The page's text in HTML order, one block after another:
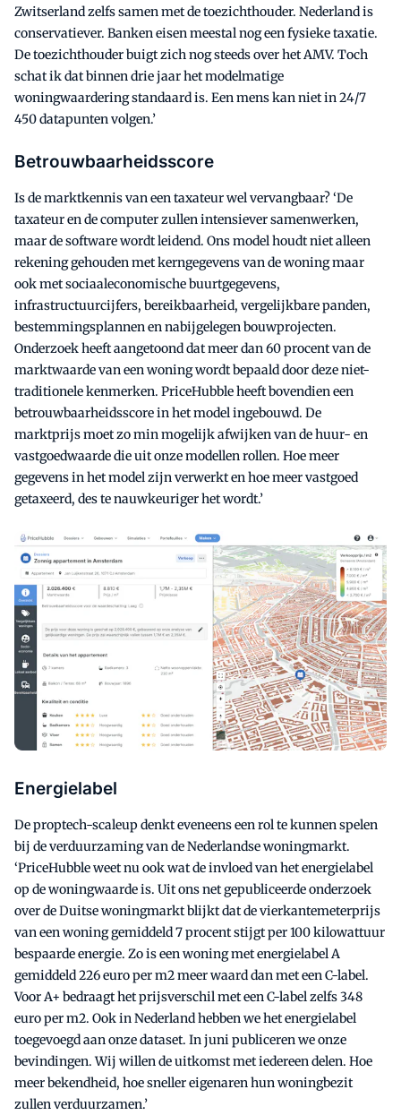
Zwitserland zelfs samen met de toezichthouder. Nederland is
conservatiever. Banken eisen meestal nog een fysieke taxatie.
De toezichthouder buigt zich nog steeds over het AMV. Toch
schat ik dat binnen drie jaar het modelmatige
woningwaardering standaard is. Een mens kan niet in 24/7
450 datapunten volgen.’
Betrouwbaarheidsscore
Is de marktkennis van een taxateur wel vervangbaar? ‘De
taxateur en de computer zullen intensiever samenwerken,
maar de software wordt leidend. Ons model houdt niet alleen
rekening gehouden met kerngegevens van de woning maar
ook met sociaaleconomische buurtgegevens,
infrastructuurcijfers, bereikbaarheid, vergelijkbare panden,
bestemmingsplannen en nabijgelegen bouwprojecten.
Onderzoek heeft aangetoond dat meer dan 60 procent van de
marktwaarde van een woning wordt bepaald door deze niet-
traditionele kenmerken. PriceHubble heeft bovendien een
betrouwbaarheidsscore in het model ingebouwd. De
marktprijs moet zo min mogelijk afwijken van de huur- en
vastgoedwaarde die uit onze modellen rollen. Hoe meer
gegevens in het model zijn verwerkt en hoe meer vastgoed
getaxeerd, des te nauwkeuriger het wordt.’
Energielabel
De proptech-scaleup denkt eveneens een rol te kunnen spelen
bij de verduurzaming van de Nederlandse woningmarkt.
‘PriceHubble weet nu ook wat de invloed van het energielabel
op de woningwaarde is. Uit ons net gepubliceerde onderzoek
over de Duitse woningmarkt blijkt dat de vierkantemeterprijs
van een woning gemiddeld 7 procent stijgt per 100 kilowattuur
bespaarde energie. Zo is een woning met energielabel A
gemiddeld 226 euro per m2 meer waard dan met een C-label.
Voor A+ bedraagt het prijsverschil met een C-label zelfs 348
euro per m2. Ook in Nederland hebben we het energielabel
toegevoegd aan onze dataset. In juni publiceren we onze
bevindingen. Wij willen de uitkomst met iedereen delen. Hoe
meer bekendheid, hoe sneller eigenaren hun woningbezit
zullen verduurzamen.’